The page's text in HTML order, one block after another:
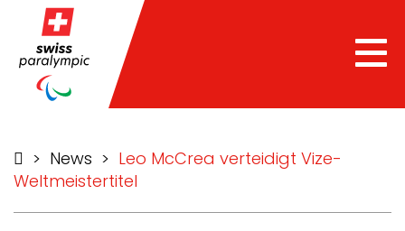
> News >
Leo McCrea verteidigt Vize-
Weltmeistertitel